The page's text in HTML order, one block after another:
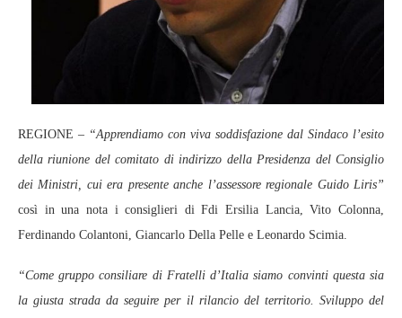
REGIONE – “Apprendiamo con viva soddisfazione dal Sindaco l’esito
della riunione del comitato di indirizzo della Presidenza del Consiglio
dei Ministri, cui era presente anche l’assessore regionale Guido Liris”
così in una nota i consiglieri di Fdi Ersilia Lancia, Vito Colonna,
Ferdinando Colantoni, Giancarlo Della Pelle e Leonardo Scimia.
“Come gruppo consiliare di Fratelli d’Italia siamo convinti questa sia
la giusta strada da seguire per il rilancio del territorio. Sviluppo del